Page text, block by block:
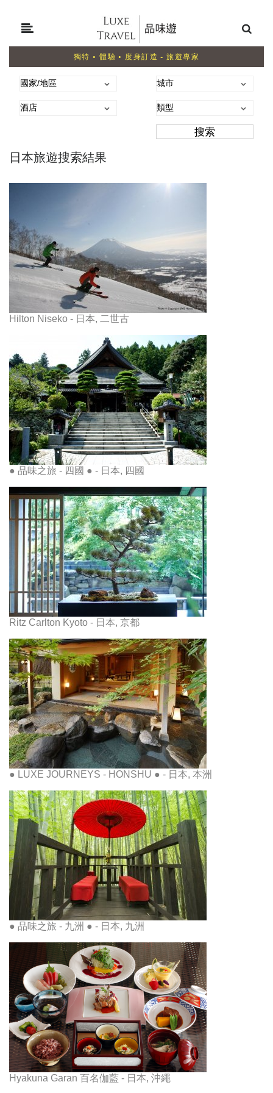
獨特 • 體驗 • 度身訂造 - 旅遊專家
日本旅遊搜索結果
Hilton Niseko - 日本, 二世古
● 品味之旅 - 四國 ● - 日本, 四國
Ritz Carlton Kyoto - 日本, 京都
● LUXE JOURNEYS - HONSHU ● - 日本, 本洲
● 品味之旅 - 九洲 ● - 日本, 九洲
Hyakuna Garan 百名伽藍 - 日本, 沖繩